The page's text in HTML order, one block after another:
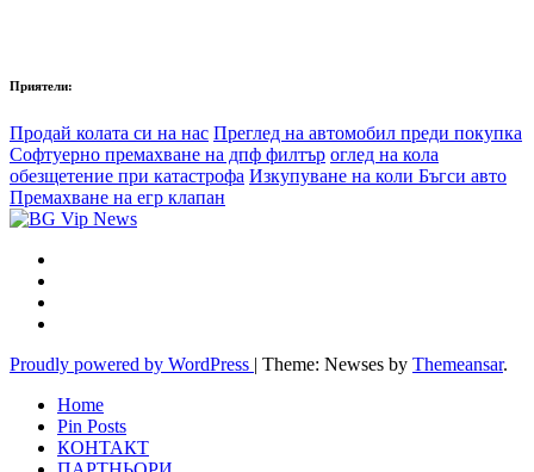
Приятели:
Продай колата си на нас Преглед на автомобил преди покупка
Софтуерно премахване на дпф филтър оглед на кола
обезщетение при катастрофа Изкупуване на коли Бъгси авто
Премахване на егр клапан
Proudly powered by WordPress | Theme: Newses by Themeansar.
Home
Pin Posts
КОНТАКТ